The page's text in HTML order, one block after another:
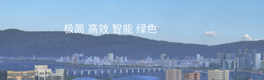
极简 高效 智能 绿色